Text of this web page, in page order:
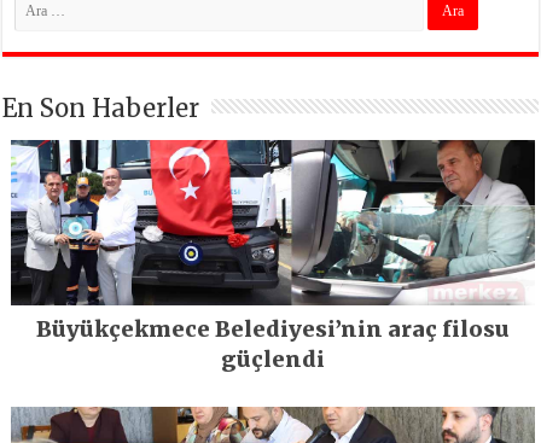
En Son Haberler
Büyükçekmece Belediyesi’nin araç filosu
güçlendi